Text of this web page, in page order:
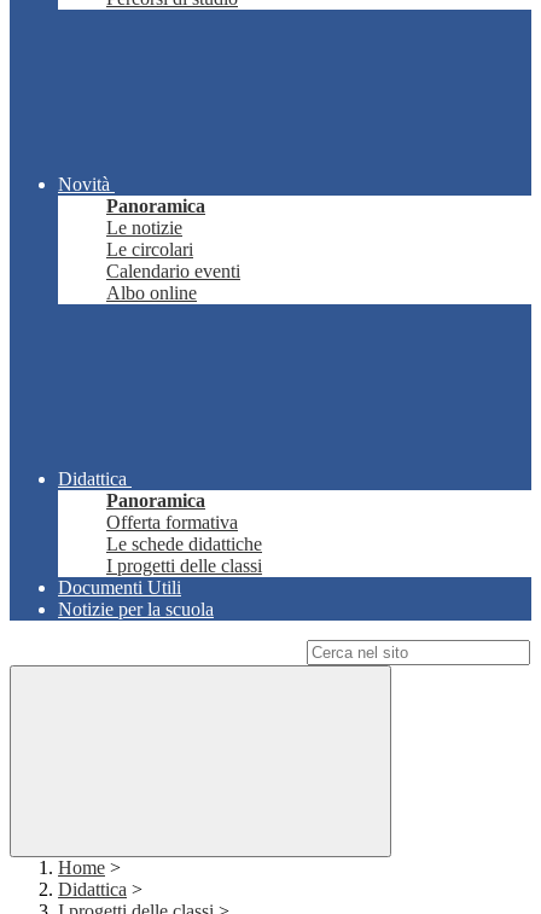
Novità
Panoramica
Le notizie
Le circolari
Calendario eventi
Albo online
Didattica
Panoramica
Offerta formativa
Le schede didattiche
I progetti delle classi
Documenti Utili
Notizie per la scuola
Home >
Didattica >